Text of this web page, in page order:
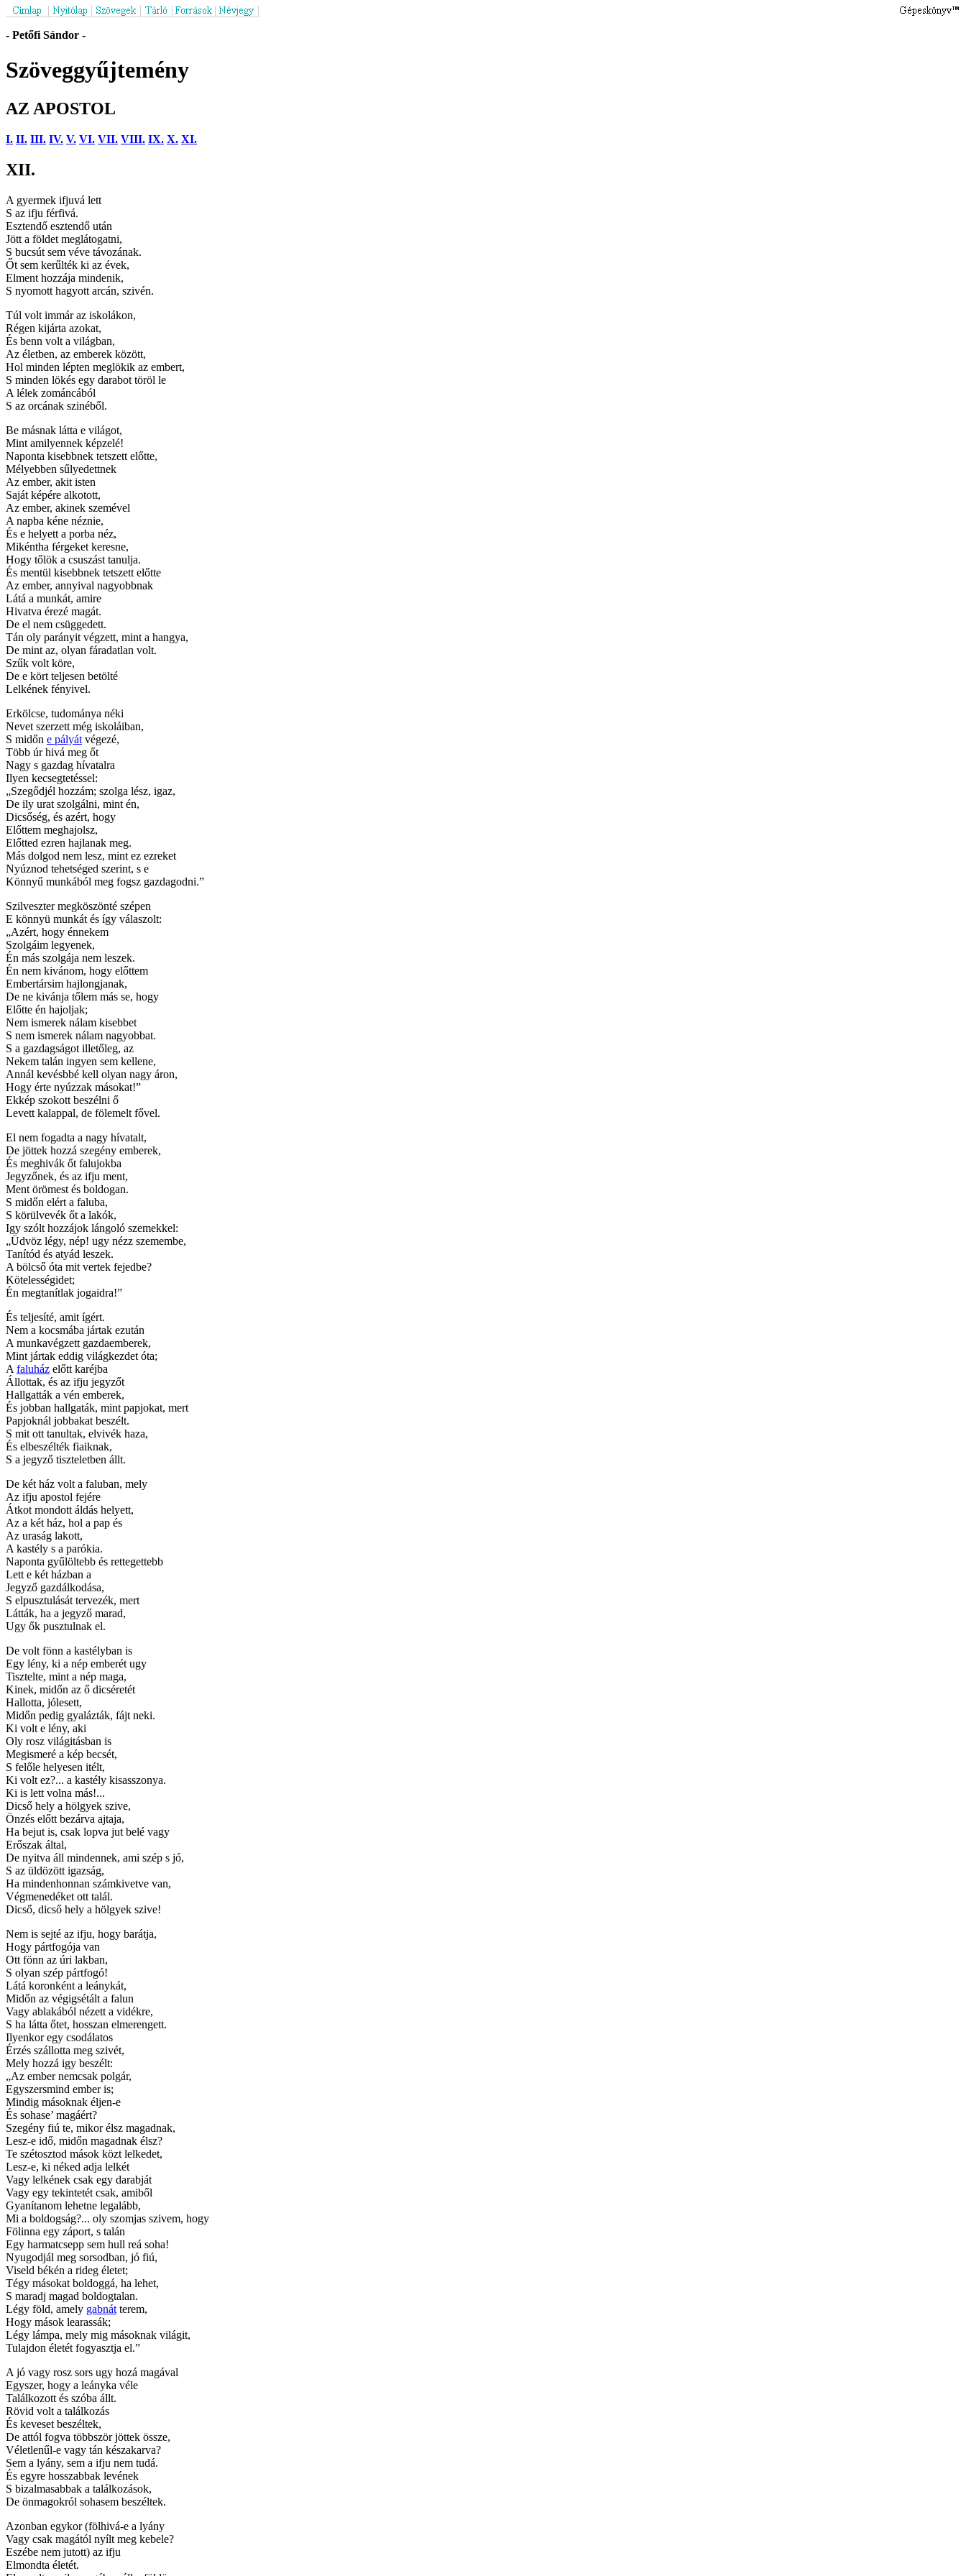
- Petőfi Sándor -
Szöveggyűjtemény
AZ APOSTOL
I. II. III. IV. V. VI. VII. VIII. IX. X. XI.
XII.
A gyermek ifjuvá lett
S az ifju férfivá.
Esztendő esztendő után
Jött a földet meglátogatni,
S bucsút sem véve távozának.
Őt sem kerűlték ki az évek,
Elment hozzája mindenik,
S nyomott hagyott arcán, szivén.
Túl volt immár az iskolákon,
Régen kijárta azokat,
És benn volt a világban,
Az életben, az emberek között,
Hol minden lépten meglökik az embert,
S minden lökés egy darabot töröl le
A lélek zománcából
S az orcának szinéből.
Be másnak látta e világot,
Mint amilyennek képzelé!
Naponta kisebbnek tetszett előtte,
Mélyebben sűlyedettnek
Az ember, akit isten
Saját képére alkotott,
Az ember, akinek szemével
A napba kéne néznie,
És e helyett a porba néz,
Mikéntha férgeket keresne,
Hogy tőlök a csuszást tanulja.
És mentül kisebbnek tetszett előtte
Az ember, annyival nagyobbnak
Látá a munkát, amire
Hivatva érezé magát.
De el nem csüggedett.
Tán oly parányit végzett, mint a hangya,
De mint az, olyan fáradatlan volt.
Szűk volt köre,
De e kört teljesen betölté
Lelkének fényivel.
Erkölcse, tudománya néki
Nevet szerzett még iskoláiban,
S midőn e pályát végezé,
Több úr hivá meg őt
Nagy s gazdag hívatalra
Ilyen kecsegtetéssel:
„Szegődjél hozzám; szolga lész, igaz,
De ily urat szolgálni, mint én,
Dicsőség, és azért, hogy
Előttem meghajolsz,
Előtted ezren hajlanak meg.
Más dolgod nem lesz, mint ez ezreket
Nyúznod tehetséged szerint, s e
Könnyű munkából meg fogsz gazdagodni.”
Szilveszter megköszönté szépen
E könnyü munkát és így válaszolt:
„Azért, hogy énnekem
Szolgáim legyenek,
Én más szolgája nem leszek.
Én nem kivánom, hogy előttem
Embertársim hajlongjanak,
De ne kivánja tőlem más se, hogy
Előtte én hajoljak;
Nem ismerek nálam kisebbet
S nem ismerek nálam nagyobbat.
S a gazdagságot illetőleg, az
Nekem talán ingyen sem kellene,
Annál kevésbbé kell olyan nagy áron,
Hogy érte nyúzzak másokat!”
Ekkép szokott beszélni ő
Levett kalappal, de fölemelt fővel.
El nem fogadta a nagy hívatalt,
De jöttek hozzá szegény emberek,
És meghivák őt falujokba
Jegyzőnek, és az ifju ment,
Ment örömest és boldogan.
S midőn elért a faluba,
S körülvevék őt a lakók,
Igy szólt hozzájok lángoló szemekkel:
„Üdvöz légy, nép! ugy nézz szemembe,
Tanítód és atyád leszek.
A bölcső óta mit vertek fejedbe?
Kötelességidet;
Én megtanítlak jogaidra!”
És teljesíté, amit ígért.
Nem a kocsmába jártak ezután
A munkavégzett gazdaemberek,
Mint jártak eddig világkezdet óta;
A faluház előtt karéjba
Állottak, és az ifju jegyzőt
Hallgatták a vén emberek,
És jobban hallgaták, mint papjokat, mert
Papjoknál jobbakat beszélt.
S mit ott tanultak, elvivék haza,
És elbeszélték fiaiknak,
S a jegyző tiszteletben állt.
De két ház volt a faluban, mely
Az ifju apostol fejére
Átkot mondott áldás helyett,
Az a két ház, hol a pap és
Az uraság lakott,
A kastély s a parókia.
Naponta gyűlöltebb és rettegettebb
Lett e két házban a
Jegyző gazdálkodása,
S elpusztulását tervezék, mert
Látták, ha a jegyző marad,
Ugy ők pusztulnak el.
De volt fönn a kastélyban is
Egy lény, ki a nép emberét ugy
Tisztelte, mint a nép maga,
Kinek, midőn az ő dicséretét
Hallotta, jólesett,
Midőn pedig gyalázták, fájt neki.
Ki volt e lény, aki
Oly rosz világitásban is
Megismeré a kép becsét,
S felőle helyesen itélt,
Ki volt ez?... a kastély kisasszonya.
Ki is lett volna más!...
Dicső hely a hölgyek szive,
Önzés előtt bezárva ajtaja,
Ha bejut is, csak lopva jut belé vagy
Erőszak által,
De nyitva áll mindennek, ami szép s jó,
S az üldözött igazság,
Ha mindenhonnan számkivetve van,
Végmenedéket ott talál.
Dicső, dicső hely a hölgyek szive!
Nem is sejté az ifju, hogy barátja,
Hogy pártfogója van
Ott fönn az úri lakban,
S olyan szép pártfogó!
Látá koronként a leánykát,
Midőn az végigsétált a falun
Vagy ablakából nézett a vidékre,
S ha látta őtet, hosszan elmerengett.
Ilyenkor egy csodálatos
Érzés szállotta meg szivét,
Mely hozzá igy beszélt:
„Az ember nemcsak polgár,
Egyszersmind ember is;
Mindig másoknak éljen-e
És sohase’ magáért?
Szegény fiú te, mikor élsz magadnak,
Lesz-e idő, midőn magadnak élsz?
Te szétosztod mások közt lelkedet,
Lesz-e, ki néked adja lelkét
Vagy lelkének csak egy darabját
Vagy egy tekintetét csak, amiből
Gyanítanom lehetne legalább,
Mi a boldogság?... oly szomjas szivem, hogy
Fölinna egy záport, s talán
Egy harmatcsepp sem hull reá soha!
Nyugodjál meg sorsodban, jó fiú,
Viseld békén a rideg életet;
Tégy másokat boldoggá, ha lehet,
S maradj magad boldogtalan.
Légy föld, amely gabnát terem,
Hogy mások learassák;
Légy lámpa, mely mig másoknak világit,
Tulajdon életét fogyasztja el.”
A jó vagy rosz sors ugy hozá magával
Egyszer, hogy a leányka véle
Találkozott és szóba állt.
Rövid volt a találkozás
És keveset beszéltek,
De attól fogva többször jöttek össze,
Véletlenűl-e vagy tán készakarva?
Sem a lyány, sem a ifju nem tudá.
És egyre hosszabbak levének
S bizalmasabbak a találkozások,
De önmagokról sohasem beszéltek.
Azonban egykor (fölhivá-e a lyány
Vagy csak magától nyílt meg kebele?
Eszébe nem jutott) az ifju
Elmondta életét.